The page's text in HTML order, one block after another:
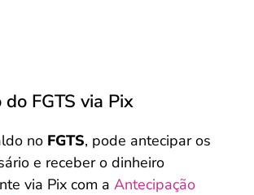
FGTS via Pix
no FGTS, pode antecipar os
e receber o dinheiro
via Pix com a Antecipação